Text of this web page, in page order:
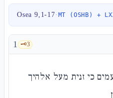
Osea 9,1-17· MT (OSHB) +
1 🗝️3
כי זנית מעל אלהיך